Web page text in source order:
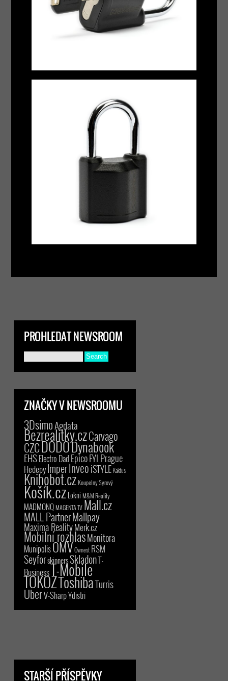
PROHLEDAT NEWSROOM
ZNAČKY V NEWSROOMU
3DsimoAgdata
Bezrealitky.czCarvago
CZCDODODynabook
EHSElectro Dad EpicoFYI Prague
HedepyImperInveoiSTYLE Kaktus
Knihobot.czKoupelny Syrový
Košík.czLokni M&M Reality
MADMONQMAGENTA TV Mall.cz
MALL PartnerMallpay
Maxima RealityMerk.cz
Mobilní rozhlasMonitora
MunipolisOMVOwnest RSM
SeyforskinnersSkladonT-
BusinessT-Mobile
TOKOZToshibaTurris
UberV-SharpYdistri
STARŠÍ PŘÍSPĚVKY